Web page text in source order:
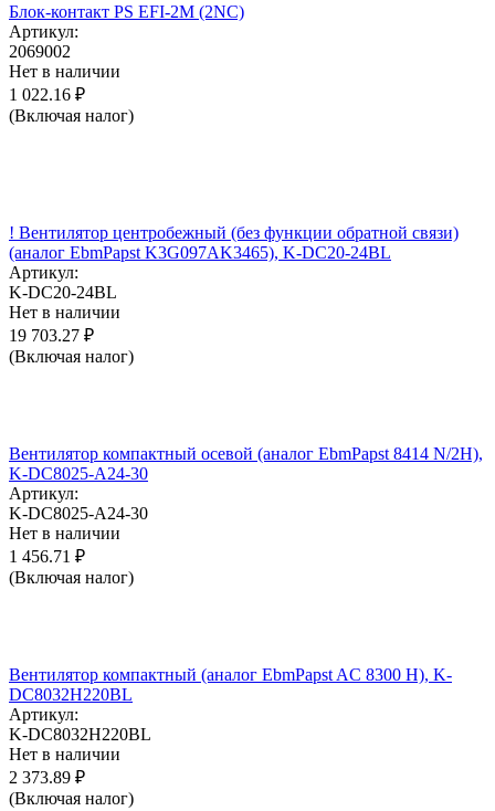
Блок-контакт PS EFI-2M (2NC)
Артикул:
2069002
Нет в наличии
1 022.16 ₽
(Включая налог)
! Вентилятор центробежный (без функции обратной связи)
(аналог EbmPapst K3G097AK3465), K-DC20-24BL
Артикул:
K-DC20-24BL
Нет в наличии
19 703.27 ₽
(Включая налог)
Вентилятор компактный осевой (аналог EbmPapst 8414 N/2H),
K-DC8025-A24-30
Артикул:
K-DC8025-A24-30
Нет в наличии
1 456.71 ₽
(Включая налог)
Вентилятор компактный (аналог EbmPapst AC 8300 H), K-
DC8032H220BL
Артикул:
K-DC8032H220BL
Нет в наличии
2 373.89 ₽
(Включая налог)